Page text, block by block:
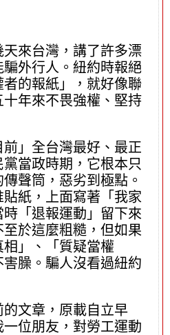
來台灣，講了許多漂
外行人。紐約時報絕
的報紙」，就好像聯
年來不畏強權、堅持
」全台灣最好、最正
當政時期，它根本只
聲筒，惡劣到極點。
紙，上面寫著「我家
「退報運動」留下來
於這麼粗糙，但如果
」、「質疑當權
臊。騙人沒看過紐約
文章，原載自立早
位朋友，對勞工運動